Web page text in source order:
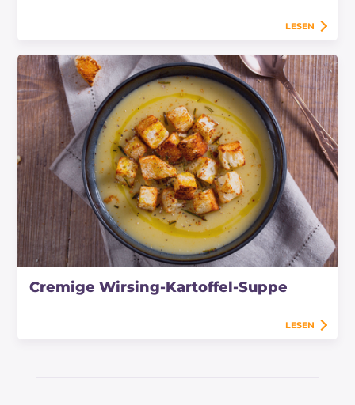
LESEN
Cremige Wirsing-Kartoffel-Suppe
LESEN